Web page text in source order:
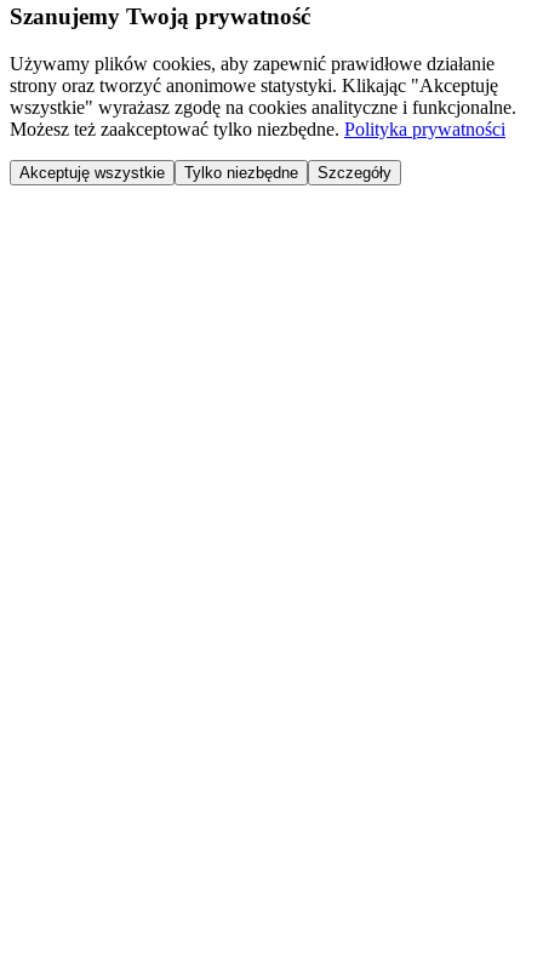
Szanujemy Twoją prywatność
Używamy plików cookies, aby zapewnić prawidłowe działanie
strony oraz tworzyć anonimowe statystyki. Klikając "Akceptuję
wszystkie" wyrażasz zgodę na cookies analityczne i funkcjonalne.
Możesz też zaakceptować tylko niezbędne. Polityka prywatności
Akceptuję wszystkie Tylko niezbędne Szczegóły